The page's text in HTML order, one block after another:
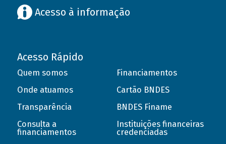
Acesso à informação
Acesso Rápido
Quem somos
Onde atuamos
Transparência
Consulta a
financiamentos
Financiamentos
Cartão BNDES
BNDES Finame
Instituições financeiras
credenciadas